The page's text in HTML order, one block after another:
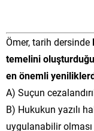
Ömer, tarih dersinde
temelini
en önemli
A) Suçun
B) Hukukun yazılı
uygulanabilir olması